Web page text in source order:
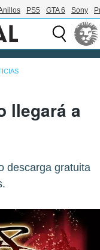
PS5 GTA 6 Sony
llegará a
descarga gratuita